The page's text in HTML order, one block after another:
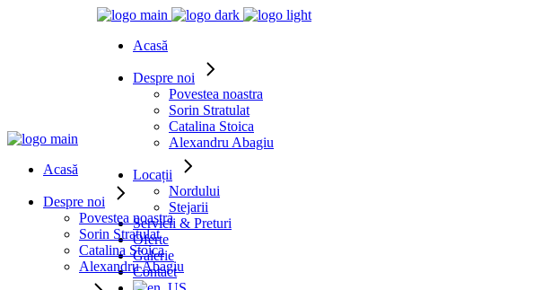
Acasă
Despre noi
Povestea noastra
Sorin Stratulat
Catalina Stoica
Alexandru Abagiu
Locații
Nordului
Stejarii
Servicii & Preturi
Oferte
Galerie
Contact
Acasă
Despre noi
Povestea noastra
Sorin Stratulat
Catalina Stoica
Alexandru Abagiu